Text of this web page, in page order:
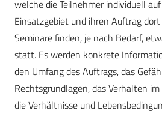
welche die Teilnehmer individuell
Einsatzgebiet und ihren Auftrag
Seminare finden, je nach Bedarf,
statt. Es werden konkrete
den Umfang des Auftrags, das
Rechtsgrundlagen, das Verhalten
die Verhältnisse und